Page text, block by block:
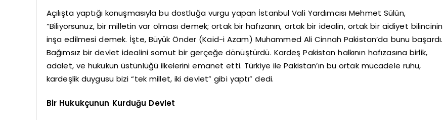
Açılışta yaptığı konuşmasıyla bu dostluğa vurgu yapan İstanbul Vali Yardımcısı Mehmet Sülün,
“Biliyorsunuz, bir milletin var olması demek; ortak bir hafızanın, ortak bir idealin, ortak bir aidiyet bilincinin
inşa edilmesi demek. İşte, Büyük Önder (Kaid-i Azam) Muhammed Ali Cinnah Pakistan’da bunu başardı.
Bağımsız bir devlet idealini somut bir gerçeğe dönüştürdü. Kardeş Pakistan halkının hafızasına birlik,
adalet, ve hukukun üstünlüğü ilkelerini emanet etti. Türkiye ile Pakistan’ın bu ortak mücadele ruhu,
kardeşlik duygusu bizi “tek millet, iki devlet” gibi yaptı” dedi.
Bir Hukukçunun Kurduğu Devlet